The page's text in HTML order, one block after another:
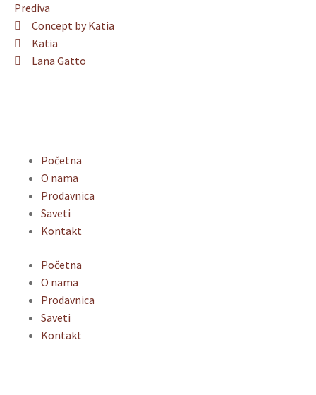
Prediva
Concept by Katia
Katia
Lana Gatto
Početna
O nama
Prodavnica
Saveti
Kontakt
Početna
O nama
Prodavnica
Saveti
Kontakt